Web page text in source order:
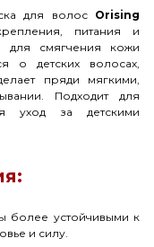
для волос Orising
питания и
для смягчения кожи
о детских волосах,
пряди мягкими,
Подходит для
уход за детскими
более устойчивыми к
и силу.